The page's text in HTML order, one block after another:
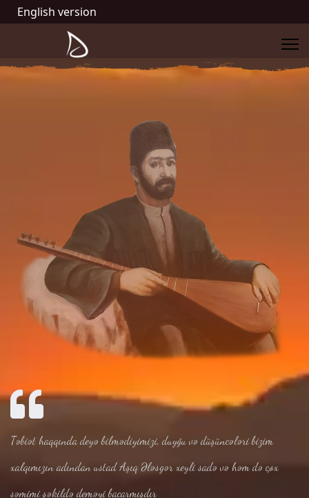
English version
Təbiət haqqında deyə bilmədiyimizi, duyğu və düşüncələri bizim
xalqımızın adından ustad Aşıq Ələsgər xeyli sadə və həm də çox
səmimi şəkildə deməyi bacarmışdır